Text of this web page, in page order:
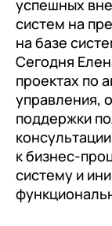
успешных
систем на
на базе
Сегодня
проектах по
управления,
поддержки
к бизнес-
систему и
Легкая
Бизнес-